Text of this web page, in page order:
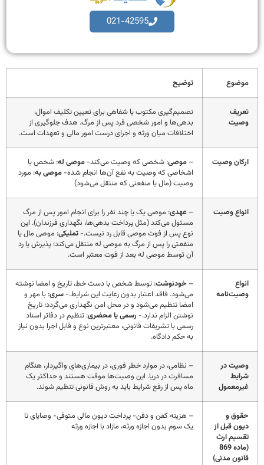
021-42595
موضوع توضیح
تعریف
وصیت
تصمیم‌گیری مکتوب یا شفاهی برای تعیین تکلیف اموال،
بدهی‌ها و امور شخصی فرد پس از مرگ. هدف جلوگیری از
اختلافات میان ورثه و اجرای درست امور مالی و تعهدات است.
ارکان وصیت – موصی: شخصی که وصیت می‌کند- موصی له: شخص یا
اشخاصی که وصیت به نفع آن‌ها انجام شده- موصی به: مورد
وصیت (مال یا منفعتی که منتقل می‌شود)
انواع وصیت – عهدی: موصی یک یا چند نفر را برای انجام امور پس از مرگ
مسئول می‌کند (مثل پرداخت بدهی‌ها، نگهداری فرزندان). این
نوع پس از فوت موصی قابل رد نیست.- تملیکی: موصی مال یا
منفعتی را پس از مرگ به موصی له منتقل می‌کند؛ پذیرش یا رد
آن توسط موصی له بعد از فوت معتبر است.
انواع
وصیت‌نامه
– خودنوشت: توسط شخص با دست خط، تاریخ و امضا نوشته
می‌شود. فاقد اعتبار بدون رعایت این شرایط.- سری: با مهر و
امضا تنظیم می‌شود و در محل امن نگهداری می‌گردد؛ تاریخ
نوشتن الزام ندارد.- رسمی یا محضری: تنظیم در دفاتر اسناد
رسمی با تشریفات قانونی، معتبرترین نوع و قابل اجرا بدون نیاز
به حکم دادگاه.
وصیت در
شرایط
غیرمعمول
– نظامی، در موارد خطر فوری، در بیماری‌های واگیردار، هنگام
مسافرت در دریا. این وصیت‌ها موقت هستند و حداکثر یک
ماه پس از رفع شرایط باید به روش قانونی تنظیم شوند.
حقوق و
دیون قبل از
تقسیم ارث
(ماده 869
قانون مدنی)
– هزینه کفن و دفن- پرداخت دیون مالی متوفی- وصایای تا
یک سوم بدون اجازه ورثه، مازاد با اجازه ورثه